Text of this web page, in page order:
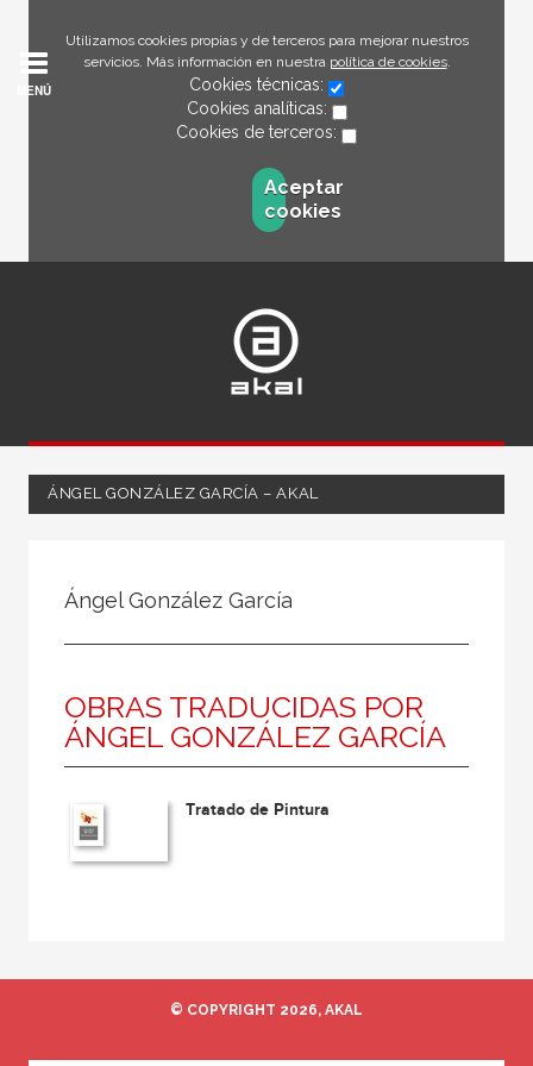
Utilizamos cookies propias y de terceros para mejorar nuestros
servicios. Más información en nuestra política de cookies.
Cookies técnicas:
Cookies analíticas:
Cookies de terceros:
Aceptar
cookies
MENÚ
ÁNGEL GONZÁLEZ GARCÍA – AKAL
Coordinador
Editor
Escritor
Escritora
Traductor
Ángel González García
OBRAS TRADUCIDAS POR
ÁNGEL GONZÁLEZ GARCÍA
Tratado de Pintura
© COPYRIGHT 2026, AKAL